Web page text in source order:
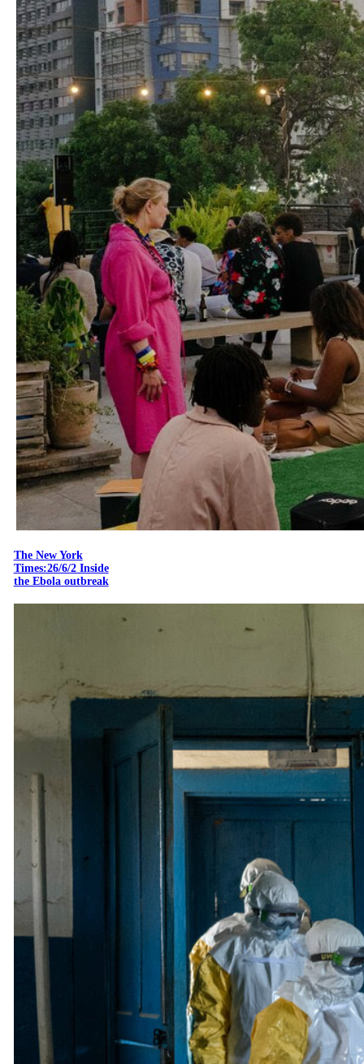
The New York
Times:26/6/2 Inside
the Ebola outbreak